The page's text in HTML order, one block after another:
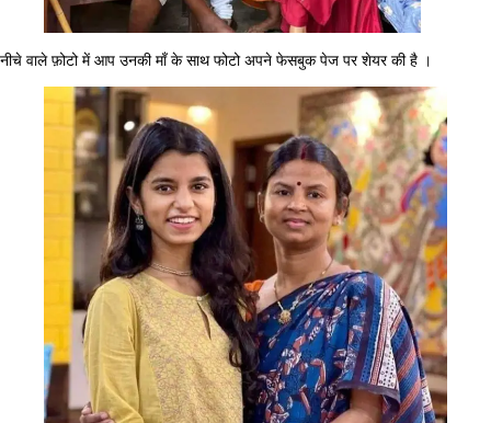
नीचे वाले फ़ोटो में आप उनकी माँ के साथ फोटो अपने फेसबुक पेज पर शेयर की है ।